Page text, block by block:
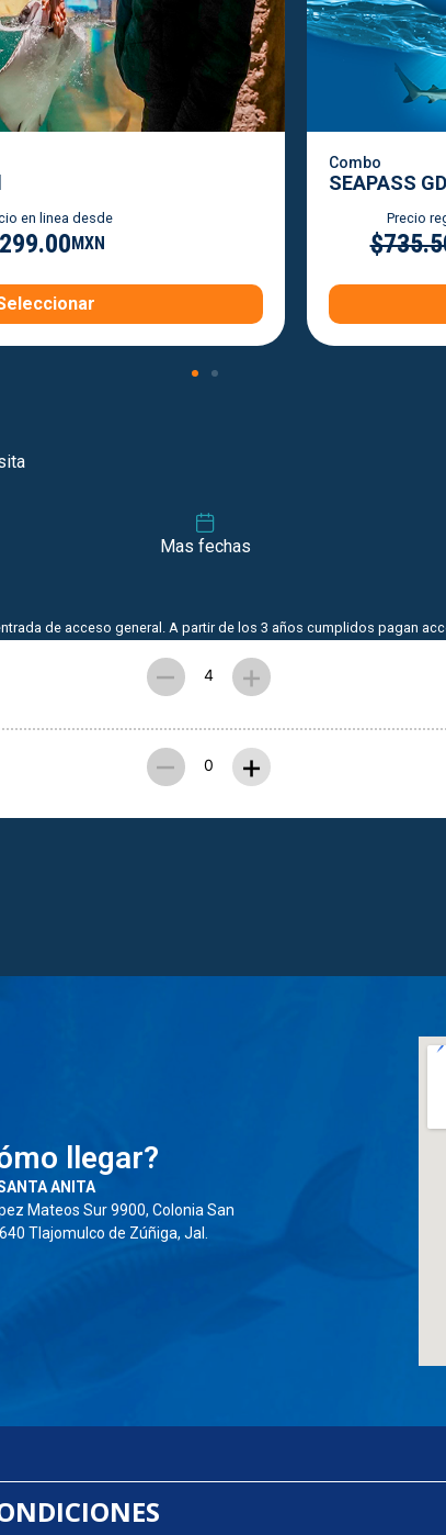
en linea desde
MXN
Combo
SEAPASS
Precio
Mas fechas
de acceso general. A partir de los 3 años cumplidos pagan
– +
– +
llegar?
ANITA
Mateos Sur 9900, Colonia San
Tlajomulco de Zúñiga, Jal.